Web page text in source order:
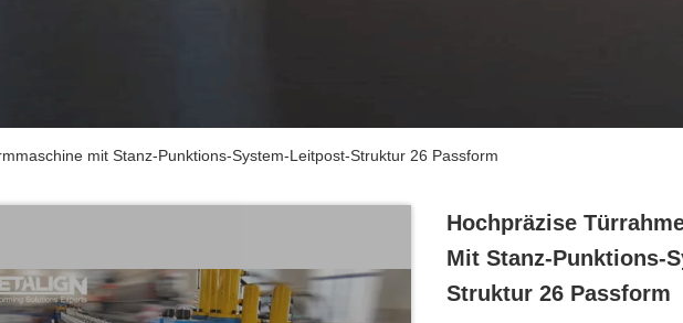
mit Stanz-Punktions-System-Leitpost-Struktur 26 Passform
Hochpräzise
Mit Stanz-Punktions-
Struktur 26 Passform